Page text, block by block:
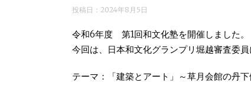
投稿日： 2024年8月5日
令和6年度 第1回和文化塾を開催しました。
今回は、日本和文化グランプリ堀越審査委
テーマ：「建築とアート」～草月会館の丹